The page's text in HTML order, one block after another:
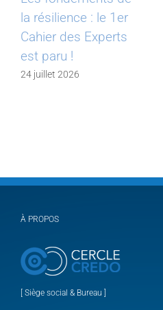
la résilience : le 1er
Cahier des Experts
est paru !
24 juillet 2026
À PROPOS
[ Siège social & Bureau ]